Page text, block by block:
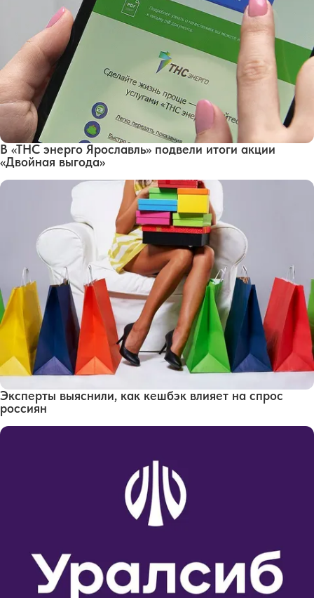
В «ТНС энерго Ярославль» подвели итоги акции
«Двойная выгода»
Эксперты выяснили, как кешбэк влияет на спрос
россиян